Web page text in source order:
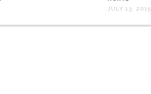
JULY 13, 2015